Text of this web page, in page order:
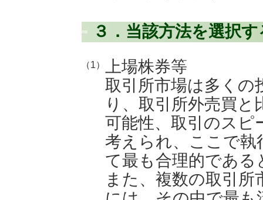
３．当該方法を選択
（1）
上場株券等
取引所市場は多くの
り、取引所外売買と
可能性、取引のスピ
考えられ、ここで
て最も合理的であ
また、複数の取引